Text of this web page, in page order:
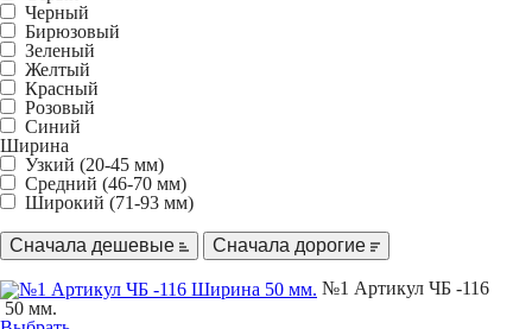
Черный
Бирюзовый
Зеленый
Желтый
Красный
Розовый
Синий
Ширина
Узкий (20-45 мм)
Средний (46-70 мм)
Широкий (71-93 мм)
Сначала дешевые Сначала дорогие
№1 Артикул ЧБ -116
50 мм.